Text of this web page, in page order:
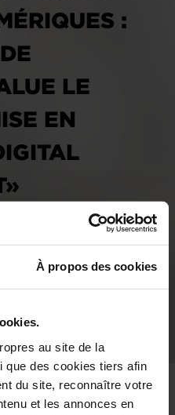
À propos des cookies
au site de la
que des cookies tiers afin
du site, reconnaître votre
et les annonces en
:
LE
EN